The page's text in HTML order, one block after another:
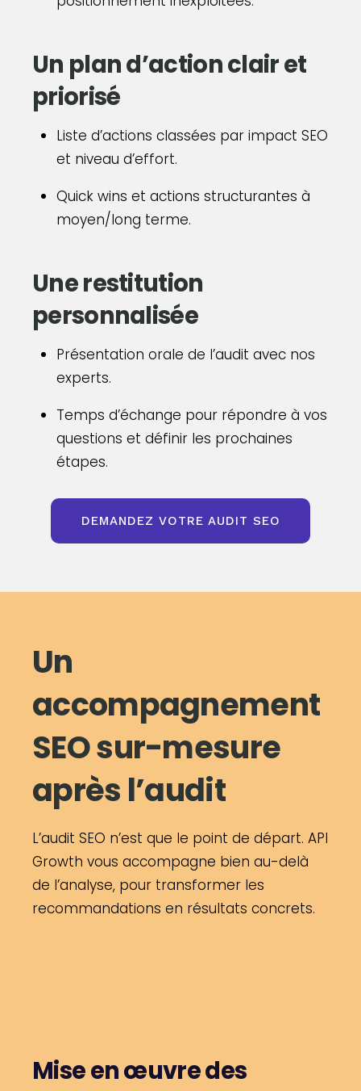
Un plan d’action clair et
priorisé
Liste d’actions classées par impact SEO
et niveau d’effort.
Quick wins et actions structurantes à
moyen/long terme.
Une restitution
personnalisée
Présentation orale de l’audit avec nos
experts.
Temps d’échange pour répondre à vos
questions et définir les prochaines
étapes.
DEMANDEZ VOTRE AUDIT SEO
Un
accompagnement
SEO sur-mesure
après l’audit
L’audit SEO n’est que le point de départ. API
Growth vous accompagne bien au-delà
de l’analyse, pour transformer les
recommandations en résultats concrets.
Mise en œuvre des